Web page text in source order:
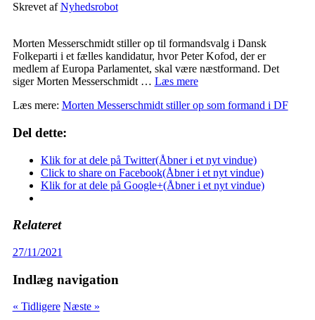
Skrevet afNyhedsrobot
Morten Messerschmidt stiller op til formandsvalg i Dansk
Folkeparti i et fælles kandidatur, hvor Peter Kofod, der er
medlem af Europa Parlamentet, skal være næstformand. Det
siger Morten Messerschmidt … Læs mere
Læs mere: Morten Messerschmidt stiller op som formand i DF
Del dette:
Klik for at dele på Twitter(Åbner i et nyt vindue)
Click to share on Facebook(Åbner i et nyt vindue)
Klik for at dele på Google+(Åbner i et nyt vindue)
Relateret
27/11/2021
Indlæg navigation
« Tidligere Næste »